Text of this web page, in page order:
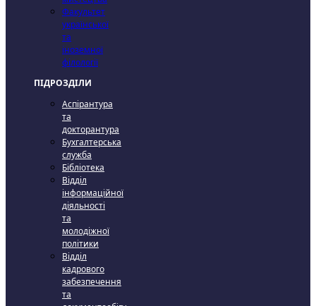
Факультет
української
та
іноземної
філології
ПІДРОЗДІЛИ
Аспірантура
та
докторантура
Бухгалтерська
служба
Бібліотека
Відділ
інформаційної
діяльності
та
молодіжної
політики
Відділ
кадрового
забезпечення
та